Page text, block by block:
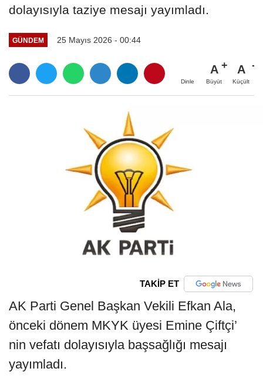
dolayısıyla taziye mesajı yayımladı.
GÜNDEM 25 Mayıs 2026 - 00:44
Dinle
A
Büyüt
A
Küçült
TAKİP ET
AK Parti Genel Başkan Vekili Efkan Ala,
önceki dönem MKYK üyesi Emine Çiftçi’
nin vefatı dolayısıyla başsağlığı mesajı
yayımladı.